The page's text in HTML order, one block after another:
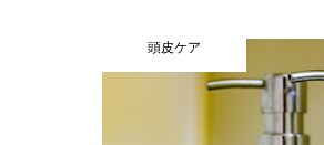
頭皮ケア